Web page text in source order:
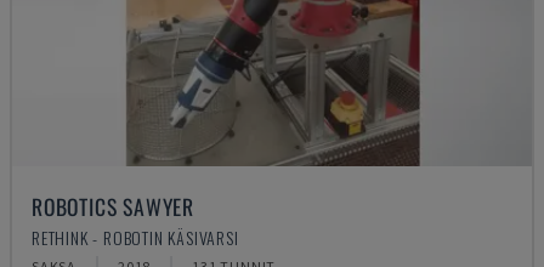
ROBOTICS SAWYER
RETHINK - ROBOTIN KÄSIVARSI